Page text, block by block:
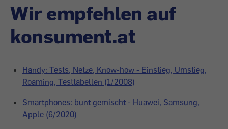
Wir empfehlen auf
konsument.at
Handy: Tests, Netze, Know-how - Einstieg, Umstieg,
Roaming, Testtabellen (1/2008)
Smartphones: bunt gemischt - Huawei, Samsung,
Apple (6/2020)